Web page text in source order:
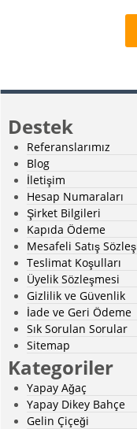
Destek
Referanslarımız
Blog
İletişim
Hesap Numaraları
Şirket Bilgileri
Kapıda Ödeme
Mesafeli Satış
Teslimat Koşulları
Üyelik Sözleşmesi
Gizlilik ve Güvenlik
İade ve Geri Ödeme
Sık Sorulan Sorular
Sitemap
Kategoriler
Yapay Ağaç
Yapay Dikey Bahçe
Gelin Çiçeği